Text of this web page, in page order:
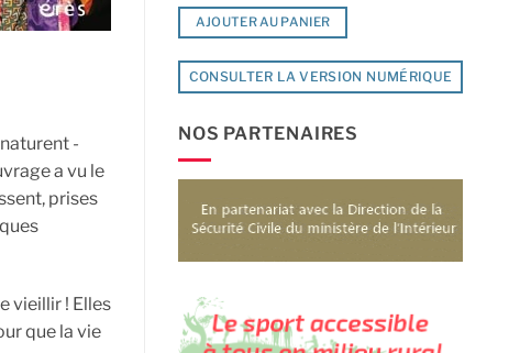
-
a vu le
prises
vieillir ! Elles
que la vie
AJOUTER AU PANIER
CONSULTER LA VERSION NUMÉRIQUE
NOS PARTENAIRES